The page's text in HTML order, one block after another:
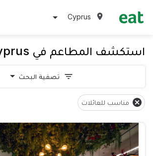
Cyprus
استكشف المطاعم في Cyprus
تصفية البحث
مناسب للعائلات